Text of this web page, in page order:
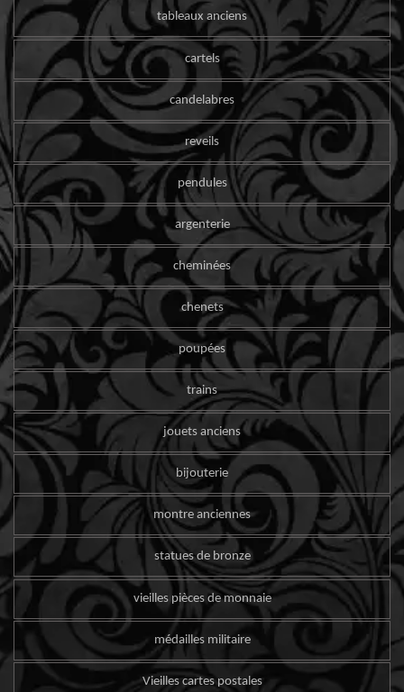
tableaux anciens
cartels
candelabres
reveils
pendules
argenterie
cheminées
chenets
poupées
trains
jouets anciens
bijouterie
montre anciennes
statues de bronze
vieilles pièces de monnaie
médailles militaire
Vieilles cartes postales